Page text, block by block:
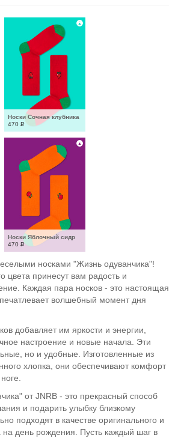
Носки Сочная клубника
470 Р
Носки Яблочный сидр
470 Р
носками "Жизнь одуванчика"!
цвета принесут вам радость и
Каждая пара носков - это настоящая
волшебный момент дня
добавляет им яркости и энергии,
настроение и новые начала. Эти
но и удобные. Изготовленные из
хлопка, они обеспечивают комфорт
от JNRB - это прекрасный способ
и подарить улыбку близкому
подходят в качестве оригинального и
на день рождения. Пусть каждый шаг в